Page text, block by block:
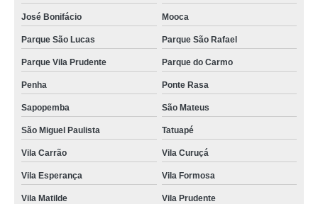
José Bonifácio Mooca
Parque São Lucas Parque São Rafael
Parque Vila Prudente Parque do Carmo
Penha Ponte Rasa
Sapopemba São Mateus
São Miguel Paulista Tatuapé
Vila Carrão Vila Curuçá
Vila Esperança Vila Formosa
Vila Matilde Vila Prudente